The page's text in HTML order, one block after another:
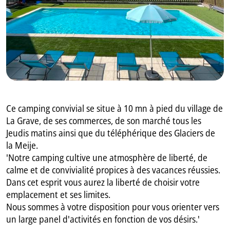
Ce camping convivial se situe à 10 mn à pied du village de
La Grave, de ses commerces, de son marché tous les
Jeudis matins ainsi que du téléphérique des Glaciers de
la Meije.
'Notre camping cultive une atmosphère de liberté, de
calme et de convivialité propices à des vacances réussies.
Dans cet esprit vous aurez la liberté de choisir votre
emplacement et ses limites.
Nous sommes à votre disposition pour vous orienter vers
un large panel d'activités en fonction de vos désirs.'